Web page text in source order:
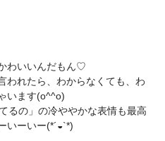
わいいんだもん♡
われたら、わからなくても、わ
います(o^^o)
るの」の冷ややかな表情も最高
いーいー(*´◒`*)